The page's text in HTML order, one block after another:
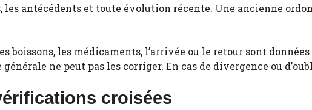
antécédents et toute évolution récente. Une ancienne
boissons, les médicaments, l’arrivée ou le retour sont
ne peut pas les corriger. En cas de divergence ou
croisées